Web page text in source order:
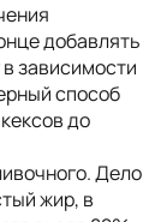
добавлять
зависимости
способ
до
Дело
жир, в